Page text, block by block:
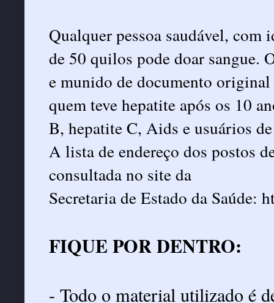
Qualquer pessoa saudável, com
de 50 quilos pode doar sangue.
e munido de documento
quem teve hepatite após os 10
B, hepatite C, Aids e usuários
A lista de endereço dos postos
consultada no site da
Secretaria de Estado da Saúde:
FIQUE POR DENTRO:
- Todo o material utilizado é